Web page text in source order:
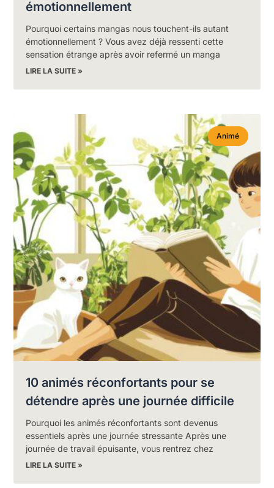
émotionnellement
Pourquoi certains mangas nous touchent-ils autant
émotionnellement ? Vous avez déjà ressenti cette
sensation étrange après avoir refermé un manga
LIRE LA SUITE »
Animé
10 animés réconfortants pour se
détendre après une journée difficile
Pourquoi les animés réconfortants sont devenus
essentiels après une journée stressante Après une
journée de travail épuisante, vous rentrez chez
LIRE LA SUITE »